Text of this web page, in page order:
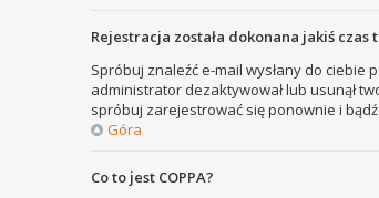
Rejestracja została dokonana jakiś
Spróbuj znaleźć e-mail wysłany do ciebie
administrator dezaktywował lub usunął
spróbuj zarejestrować się ponownie i
Góra
Co to jest COPPA?